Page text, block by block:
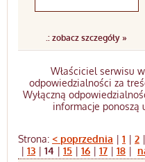
.: zobacz szczegóły »
Właściciel serwisu
odpowiedzialności za
Wyłączną
informacje ponoszą
Strona: < poprzednia | 1 | 2 |
| 13 | 14 | 15 | 16 | 17 | 18 |